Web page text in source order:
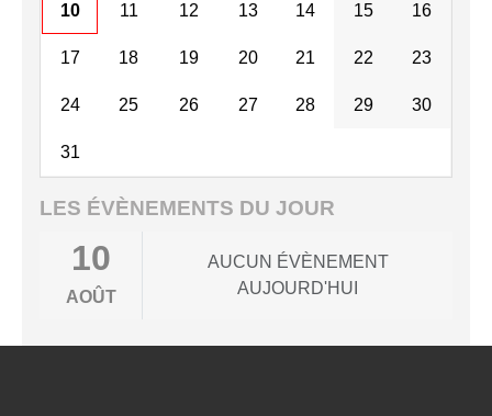
10 11 12 13 14 15 16
17 18 19 20 21 22 23
24 25 26 27 28 29 30
31
LES ÉVÈNEMENTS DU JOUR
10
AOÛT
AUCUN ÉVÈNEMENT
AUJOURD'HUI